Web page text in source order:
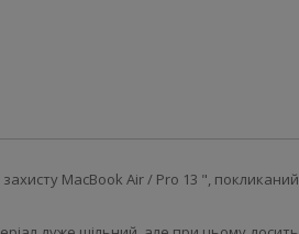
MacBook Air / Pro 13 ", покликаний